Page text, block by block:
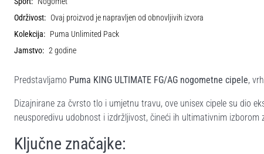
Održivost: Ovaj proizvod je napravljen od obnovljivih izvora
Kolekcija: Puma Unlimited Pack
Jamstvo: 2 godine
Predstavljamo Puma KING ULTIMATE FG/AG nogometne cipele,
Dizajnirane za čvrsto tlo i umjetnu travu, ove unisex cipele su dio
neusporedivu udobnost i izdržljivost, čineći ih ultimativnim izborom
Ključne značajke: